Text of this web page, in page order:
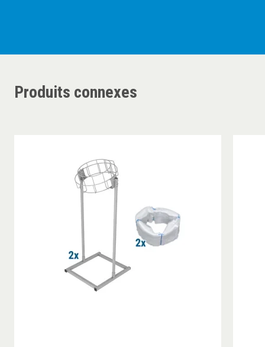
Produits connexes